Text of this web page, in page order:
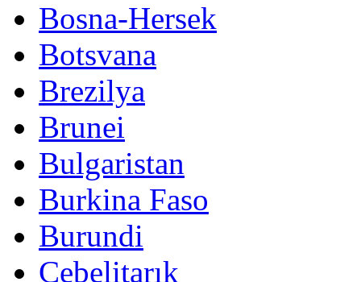
Bosna-Hersek
Botsvana
Brezilya
Brunei
Bulgaristan
Burkina Faso
Burundi
Cebelitarık